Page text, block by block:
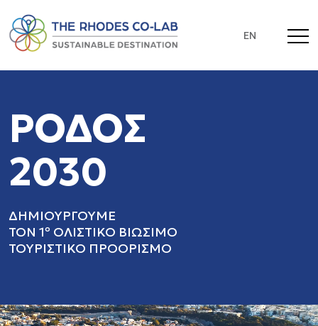
EN
ΡΟΔΟΣ
2030
ΔΗΜΙΟΥΡΓΟΥΜΕ
ΤΟΝ 1º ΟΛΙΣΤΙΚΟ ΒΙΩΣΙΜΟ
ΤΟΥΡΙΣΤΙΚΟ ΠΡΟΟΡΙΣΜΟ